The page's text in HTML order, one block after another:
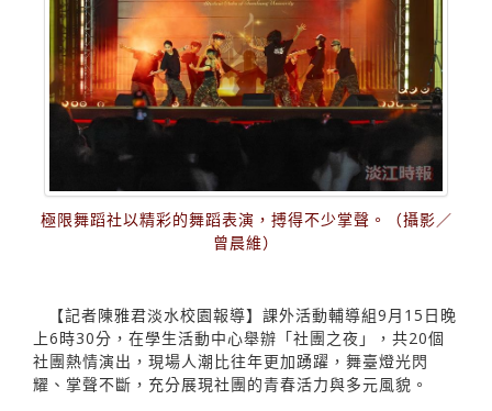
極限舞蹈社以精彩的舞蹈表演，搏得不少掌聲。（攝影／
曾晨維）
【記者陳雅君淡水校園報導】課外活動輔導組9月15日晚
上6時30分，在學生活動中心舉辦「社團之夜」，共20個
社團熱情演出，現場人潮比往年更加踴躍，舞臺燈光閃
耀、掌聲不斷，充分展現社團的青春活力與多元風貌。